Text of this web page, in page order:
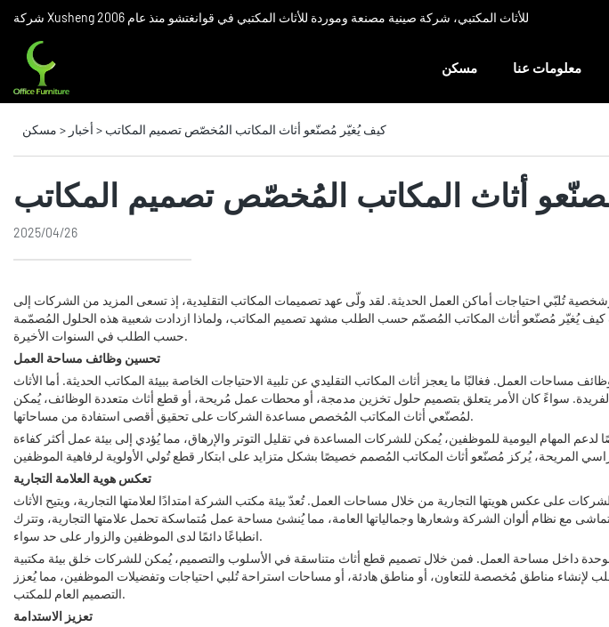
شركة Xusheng للأثاث المكتبي، شركة صينية مصنعة وموردة للأثاث المكتبي في قوانغتشو منذ عام 2006
مسكن معلومات عنا
مسكن > أخبار > كيف يُغيّر مُصنّعو أثاث المكاتب المُخصّص تصميم المكاتب
أثاث المكاتب المُخصّص تصميم المكاتب
2025/04/26
احتياجات أماكن العمل الحديثة. لقد ولّى عهد تصميمات المكاتب التقليدية، إذ تسعى المزيد من الشركات إلى
يُغيّر مُصنّعو أثاث المكاتب المُصمّم حسب الطلب مشهد تصميم المكاتب، ولماذا ازدادت شعبية هذه الحلول المُصمّمة
حسب الطلب في السنوات الأخيرة.
تحسين وظائف مساحة العمل
العمل. فغالبًا ما يعجز أثاث المكاتب التقليدي عن تلبية الاحتياجات الخاصة ببيئة المكاتب الحديثة. أما الأثاث
سواءً كان الأمر يتعلق بتصميم حلول تخزين مدمجة، أو محطات عمل مُريحة، أو قطع أثاث متعددة الوظائف، يُمكن
لمُصنّعي أثاث المكاتب المُخصص مساعدة الشركات على تحقيق أقصى استفادة من مساحاتها.
اليومية للموظفين، يُمكن للشركات المساعدة في تقليل التوتر والإرهاق، مما يُؤدي إلى بيئة عمل أكثر كفاءة
تعكس هوية العلامة التجارية
على عكس هويتها التجارية من خلال مساحات العمل. تُعدّ بيئة مكتب الشركة امتدادًا لعلامتها التجارية، ويتيح الأثاث
مع نظام ألوان الشركة وشعارها وجمالياتها العامة، مما يُنشئ مساحة عمل مُتماسكة تحمل علامتها التجارية، وتترك
انطباعًا دائمًا لدى الموظفين والزوار على حد سواء.
داخل مساحة العمل. فمن خلال تصميم قطع أثاث متناسقة في الأسلوب والتصميم، يُمكن للشركات خلق بيئة مكتبية
لإنشاء مناطق مُخصصة للتعاون، أو مناطق هادئة، أو مساحات استراحة تُلبي احتياجات وتفضيلات الموظفين، مما يُعزز
التصميم العام للمكتب.
تعزيز الاستدامة